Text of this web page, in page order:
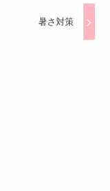
暑さ対策